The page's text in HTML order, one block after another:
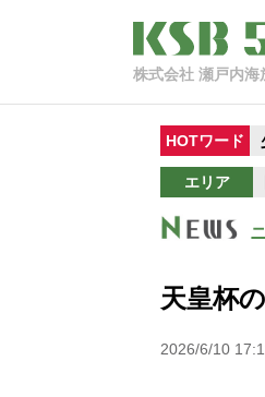
株式会社 瀬戸内海
HOTワード
エリア
天皇杯
2026/6/10